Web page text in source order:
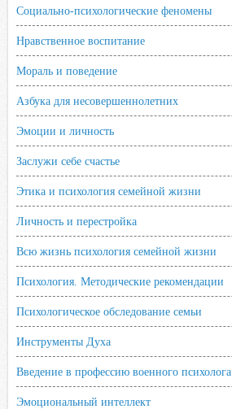
Социально-психологические феномены
Нравственное воспитание
Мораль и поведение
Азбука для несовершеннолетних
Эмоции и личность
Заслужи себе счастье
Этика и психология семейной жизни
Личность и перестройка
Всю жизнь психология семейной жизни
Психология. Методические рекомендации
Психологическое обследование семьи
Инструменты Духа
Введение в профессию военного психолога
Эмоциональный интеллект